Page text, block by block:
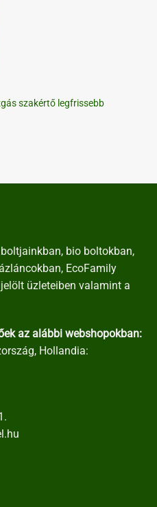
szakértő legfrissebb
bio boltokban,
EcoFamily
üzleteiben valamint a
az alábbi webshopokban:
Hollandia: